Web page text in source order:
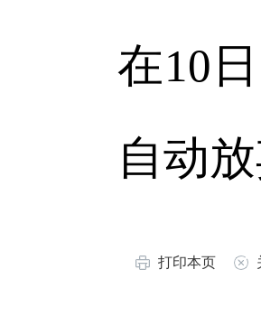
在10
自动
打印本页